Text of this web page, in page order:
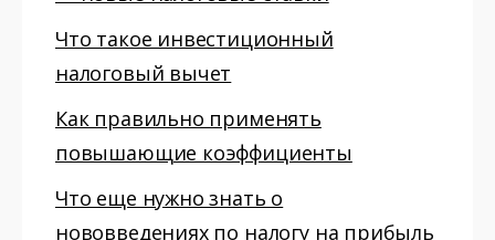
Что такое инвестиционный
налоговый вычет
Как правильно применять
повышающие коэффициенты
Что еще нужно знать о
нововведениях по налогу на прибыль